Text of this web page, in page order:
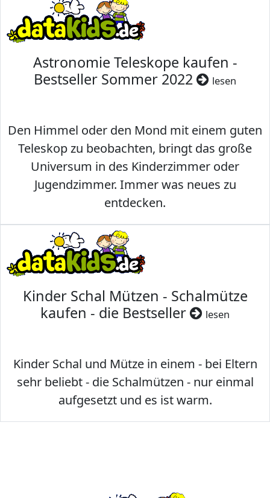
Astronomie Teleskope kaufen -
Bestseller Sommer 2022
lesen
Den Himmel oder den Mond mit einem guten
Teleskop zu beobachten, bringt das große
Universum in des Kinderzimmer oder
Jugendzimmer. Immer was neues zu
entdecken.
Kinder Schal Mützen - Schalmütze
kaufen - die Bestseller
lesen
Kinder Schal und Mütze in einem - bei Eltern
sehr beliebt - die Schalmützen - nur einmal
aufgesetzt und es ist warm.